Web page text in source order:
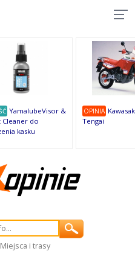
YamalubeVisor &
Cleaner do
kasku
OPINIA
Tengai
Miejsca i trasy